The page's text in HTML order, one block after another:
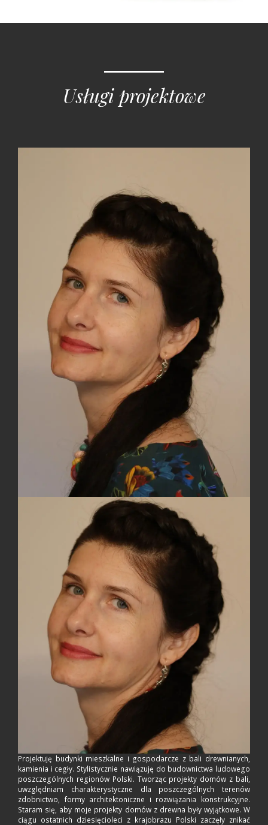
Usługi projektowe
Projektuję budynki mieszkalne i gospodarcze z bali drewnianych,
kamienia i cegły. Stylistycznie nawiązuję do budownictwa ludowego
poszczególnych regionów Polski. Tworząc projekty domów z bali,
uwzględniam charakterystyczne dla poszczególnych terenów
zdobnictwo, formy architektoniczne i rozwiązania konstrukcyjne.
Staram się, aby moje projekty domów z drewna były wyjątkowe. W
ciągu ostatnich dziesięcioleci z krajobrazu Polski zaczęły znikać